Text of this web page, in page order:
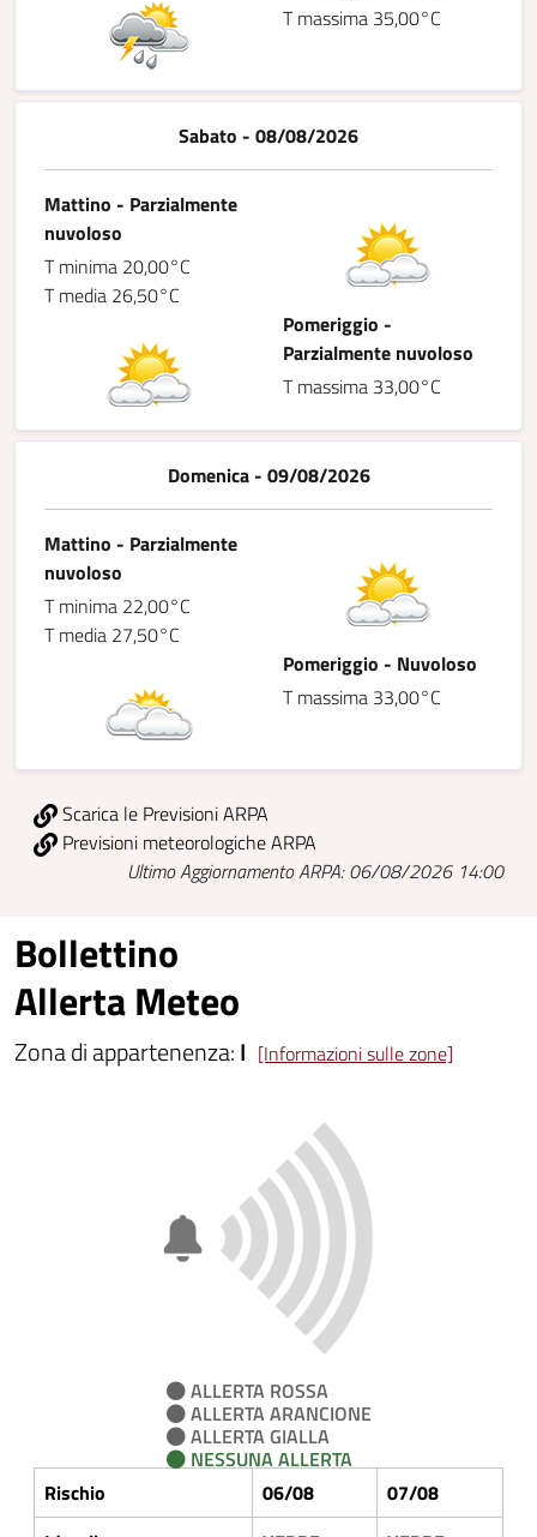
T massima 35,00°C
Sabato - 08/08/2026
Mattino - Parzialmente
nuvoloso
T minima 20,00°C
T media 26,50°C
Pomeriggio -
Parzialmente nuvoloso
T massima 33,00°C
Domenica - 09/08/2026
Mattino - Parzialmente
nuvoloso
T minima 22,00°C
T media 27,50°C
Pomeriggio - Nuvoloso
T massima 33,00°C
Scarica le Previsioni ARPA
Previsioni meteorologiche ARPA
Ultimo Aggiornamento ARPA: 06/08/2026 14:00
Bollettino
Allerta Meteo
Zona di appartenenza:I [Informazioni sulle zone]
ALLERTA ROSSA
ALLERTA ARANCIONE
ALLERTA GIALLA
NESSUNA ALLERTA
Rischio
06/08
07/08